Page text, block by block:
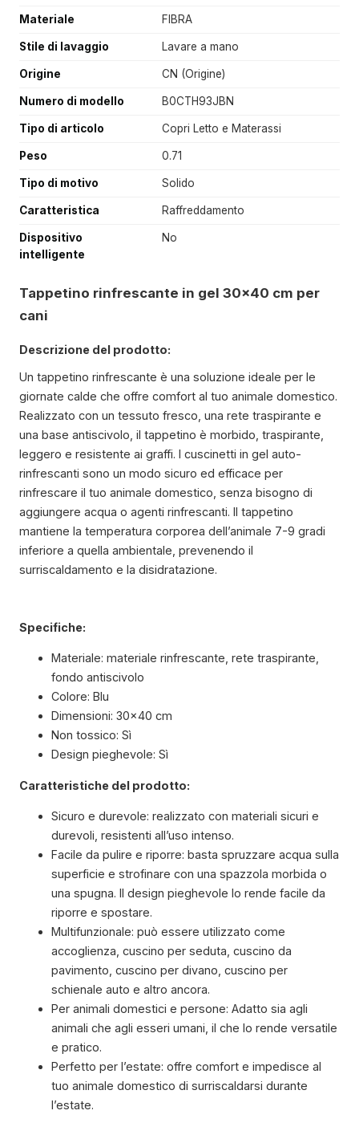
Materiale FIBRA
Stile di lavaggio Lavare a mano
Origine CN (Origine)
Numero di modello B0CTH93JBN
Tipo di articolo Copri Letto e Materassi
Peso 0.71
Tipo di motivo Solido
Caratteristica Raffreddamento
Dispositivo
intelligente
No
Tappetino rinfrescante in gel 30×40 cm per
cani
Descrizione del prodotto:
Un tappetino rinfrescante è una soluzione ideale per le
giornate calde che offre comfort al tuo animale domestico.
Realizzato con un tessuto fresco, una rete traspirante e
una base antiscivolo, il tappetino è morbido, traspirante,
leggero e resistente ai graffi. I cuscinetti in gel auto-
rinfrescanti sono un modo sicuro ed efficace per
rinfrescare il tuo animale domestico, senza bisogno di
aggiungere acqua o agenti rinfrescanti. Il tappetino
mantiene la temperatura corporea dell’animale 7-9 gradi
inferiore a quella ambientale, prevenendo il
surriscaldamento e la disidratazione.
Specifiche:
Materiale: materiale rinfrescante, rete traspirante,
fondo antiscivolo
Colore: Blu
Dimensioni: 30×40 cm
Non tossico: Sì
Design pieghevole: Sì
Caratteristiche del prodotto:
Sicuro e durevole: realizzato con materiali sicuri e
durevoli, resistenti all’uso intenso.
Facile da pulire e riporre: basta spruzzare acqua sulla
superficie e strofinare con una spazzola morbida o
una spugna. Il design pieghevole lo rende facile da
riporre e spostare.
Multifunzionale: può essere utilizzato come
accoglienza, cuscino per seduta, cuscino da
pavimento, cuscino per divano, cuscino per
schienale auto e altro ancora.
Per animali domestici e persone: Adatto sia agli
animali che agli esseri umani, il che lo rende versatile
e pratico.
Perfetto per l’estate: offre comfort e impedisce al
tuo animale domestico di surriscaldarsi durante
l’estate.